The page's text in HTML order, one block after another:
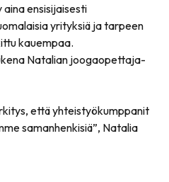
ensisijaisesti
yrityksiä ja tarpeen
kauempaa.
Natalian joogaopettaja-
että yhteistyökumppanit
samanhenkisiä”, Natalia